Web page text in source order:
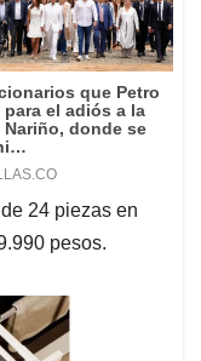
de 24 piezas en
pesos.